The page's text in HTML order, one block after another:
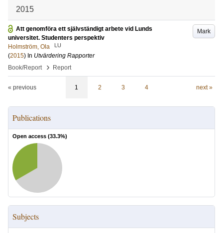
2015
Mark
Att genomföra ett självständigt arbete vid Lunds
universitet. Studenters perspektiv
Holmström, Ola
LU
(2015) In Utvärdering Rapporter
Book/Report
› Report
« previous 1 2 3 4 next »
Publications
Open access (33.3%)
Subjects